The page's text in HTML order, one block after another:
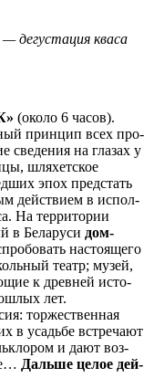
дегустация кваса
(око­ло 6 ча­сов).
принцип всех про­
сведения на гла­зах у
шляхетское
эпох предстать
действием в ис­пол­
На тер­ри­то­рии
в Бе­ла­ру­си дом-
на­сто­я­ще­го
театр; му­зей,
к древней ис­то­
лет.
тор­же­ствен­ная
в усадь­бе встре­ча­ют
и да­ют воз­
Дальше целое дей­